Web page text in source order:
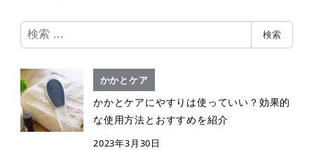
検
索
検索
かかとケア
かかとケアにやすりは使っていい？効果的
な使用方法とおすすめを紹介
2023年3月30日